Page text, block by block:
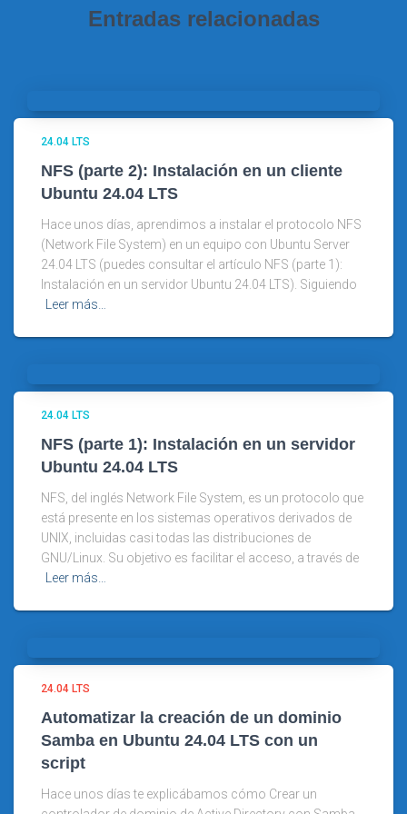
Entradas relacionadas
24.04 LTS
NFS (parte 2): Instalación en un cliente
Ubuntu 24.04 LTS
Hace unos días, aprendimos a instalar el protocolo NFS
(Network File System) en un equipo con Ubuntu Server
24.04 LTS (puedes consultar el artículo NFS (parte 1):
Instalación en un servidor Ubuntu 24.04 LTS). Siguiendo
Leer más…
24.04 LTS
NFS (parte 1): Instalación en un servidor
Ubuntu 24.04 LTS
NFS, del inglés Network File System, es un protocolo que
está presente en los sistemas operativos derivados de
UNIX, incluidas casi todas las distribuciones de
GNU/Linux. Su objetivo es facilitar el acceso, a través de
Leer más…
24.04 LTS
Automatizar la creación de un dominio
Samba en Ubuntu 24.04 LTS con un
script
Hace unos días te explicábamos cómo Crear un